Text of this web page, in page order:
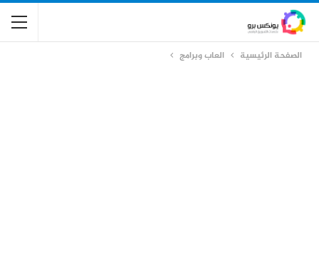
الصفحة الرئيسية العاب وبرامج